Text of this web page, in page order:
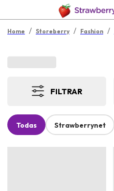
Home / Storeberry / Fashion /
FILTRAR
Todas Strawberrynet